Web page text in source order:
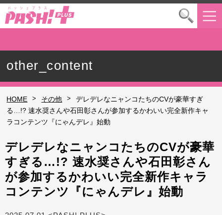
other_content
HOME > その他 >
デレデレなニャンコたちのCVが豪華すぎ
る…!? 速水奨さんや石田彰さんが参加するかわいい完全新作キャ
ラコンテンツ『にゃんデレ』始動
デレデレなニャンコたちのCVが豪華
すぎる…!? 速水奨さんや石田彰さん
が参加するかわいい完全新作キャラ
コンテンツ『にゃんデレ』始動